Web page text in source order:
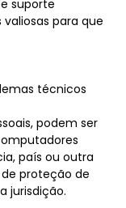
suporte
para que
técnicos
podem ser
país ou outra
proteção de
jurisdição.